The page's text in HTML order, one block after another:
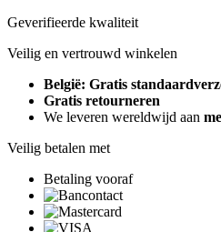
Geverifieerde kwaliteit
Veilig en vertrouwd winkelen
België: Gratis
Gratis retourneren
We leveren wereldwijd aan
Veilig betalen met
Betaling vooraf